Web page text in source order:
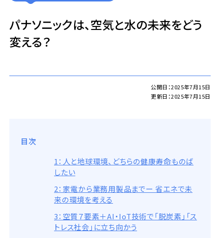
パナソニックは、空気と水の未来をどう
変える？
公開日：2025年7月15日
更新日：2025年7月15日
目次
1：人と地球環境、どちらの健康寿命ものば
したい
2：家電から業務用製品までー 省エネで未
来の環境を考える
3：空質７要素＋AI・IoT技術で「脱炭素」「ス
トレス社会」に立ち向かう